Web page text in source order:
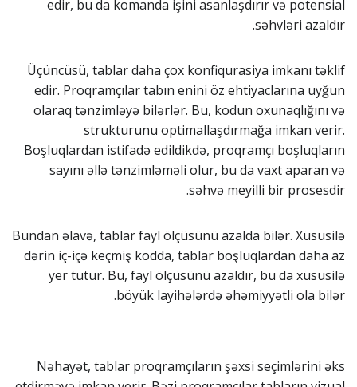
edir, bu da komanda işini asanlaşdırır və potensial
səhvləri azaldır.
Üçüncüsü, tablar daha çox konfiqurasiya imkanı təklif
edir. Proqramçılar tabın enini öz ehtiyaclarına uyğun
olaraq tənzimləyə bilərlər. Bu, kodun oxunaqlığını və
strukturunu optimallaşdırmağa imkan verir.
Boşluqlardan istifadə edildikdə, proqramçı boşluqların
sayını əllə tənzimləməli olur, bu da vaxt aparan və
səhvə meyilli bir prosesdir.
Bundan əlavə, tablar fayl ölçüsünü azalda bilər. Xüsusilə
dərin iç-içə keçmiş kodda, tablar boşluqlardan daha az
yer tutur. Bu, fayl ölçüsünü azaldır, bu da xüsusilə
böyük layihələrdə əhəmiyyətli ola bilər.
Nəhayət, tablar proqramçıların şəxsi seçimlərini əks